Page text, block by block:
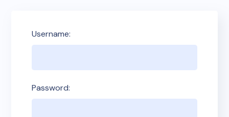
Username:
Password: